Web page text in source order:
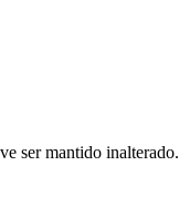
ser mantido inalterado.